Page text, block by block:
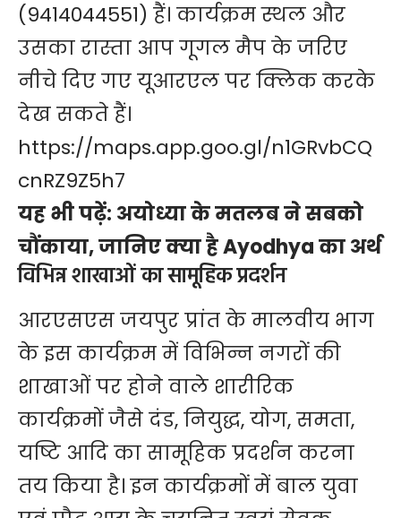
(9414044551) हैं। कार्यक्रम स्थल और
उसका रास्ता आप गूगल मैप के जरिए
नीचे दिए गए यूआरएल पर क्लिक करके
देख सकते हैं।
https://maps.app.goo.gl/n1GRvbCQ
cnRZ9Z5h7
यह भी पढ़ें: अयोध्या के मतलब ने सबको
चौंकाया, जानिए क्या है Ayodhya का अर्थ
विभिन्न शाखाओं का सामूहिक प्रदर्शन
आरएसएस जयपुर प्रांत के मालवीय भाग
के इस कार्यक्रम में विभिन्न नगरों की
शाखाओं पर होने वाले शारीरिक
कार्यक्रमों जैसे दंड, नियुद्ध, योग, समता,
यष्टि आदि का सामूहिक प्रदर्शन करना
तय किया है। इन कार्यक्रमों में बाल युवा